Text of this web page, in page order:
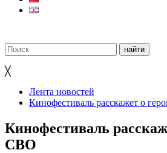
╳
Лента новостей
Кинофестиваль расскажет о
Кинофестиваль
СВО